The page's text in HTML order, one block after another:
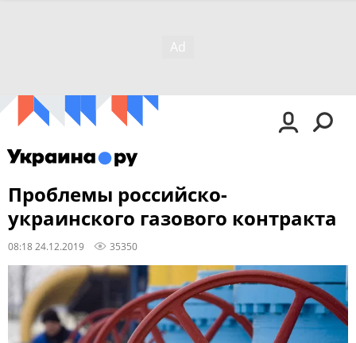
Проблемы российско-
украинского газового контракта
08:18 24.12.2019 35350